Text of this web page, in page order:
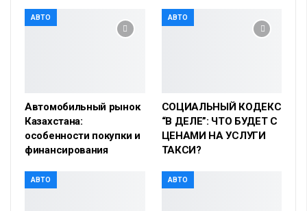
АВТО
Автомобильный рынок
Казахстана:
особенности покупки и
финансирования
АВТО
СОЦИАЛЬНЫЙ КОДЕКС
“В ДЕЛЕ”: ЧТО БУДЕТ С
ЦЕНАМИ НА УСЛУГИ
ТАКСИ?
АВТО АВТО